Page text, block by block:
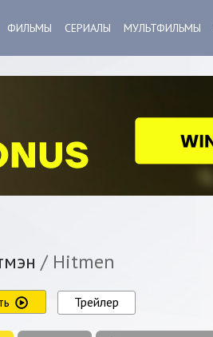
ФИЛЬМЫ СЕРИАЛЫ МУЛЬТФИЛЬМЫ
/ Hitmen
Трейлер